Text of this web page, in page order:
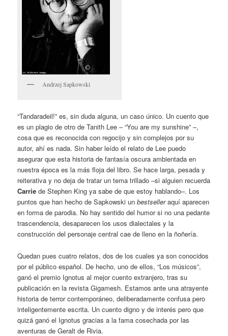
Andrzej Sapkowski
“Tandaradeil!” es, sin duda alguna, un caso único. Un cuento que
es un plagio de otro de Tanith Lee – “You are my sunshine” –,
cosa que es reconocida con regocijo y sin complejos por su
autor, ahí es nada. Sin haber leído el relato de Lee puedo
asegurar que esta historia de fantasía oscura ambientada en
nuestra época es la más floja del libro. Se hace larga, pesada y
reiterativa y no deja de tratar un tema trillado –si alguien recuerda
Carrie de Stephen King ya sabe de que estoy hablando–. Los
puntos que han hecho de Sapkowski unbestselleraquí aparecen
en forma de parodia. No hay sentido del humor si no una pedante
trascendencia, desaparecen los usos dialectales y la
construcción del personaje central cae de lleno en la ñoñería.
Quedan pues cuatro relatos, dos de los cuales ya son conocidos
por el público español. De hecho, uno de ellos, “Los músicos”,
ganó el premio Ignotus al mejor cuento extranjero, tras su
publicación en la revista Gigamesh. Estamos ante una atrayente
historia de terror contemporáneo, deliberadamente confusa pero
inteligentemente escrita. Un cuento digno y de interés pero que
quizá ganó el Ignotus gracias a la fama cosechada por las
aventuras de Geralt de Rivia.